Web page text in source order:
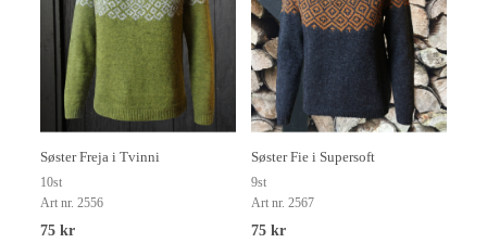
Søster Freja i Tvinni
10st
Art nr. 2556
75 kr
Søster Fie i Supersoft
9st
Art nr. 2567
75 kr